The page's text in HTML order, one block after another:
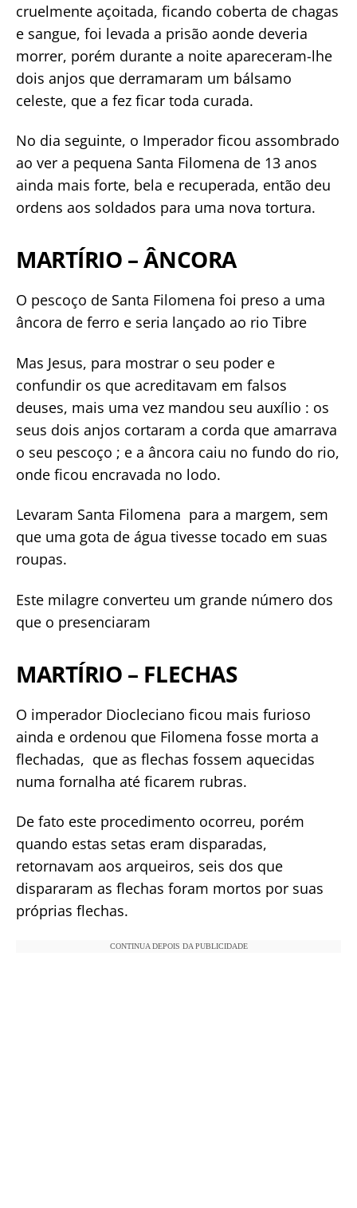
cruelmente açoitada, ficando coberta de chagas
e sangue, foi levada a prisão aonde deveria
morrer, porém durante a noite apareceram-lhe
dois anjos que derramaram um bálsamo
celeste, que a fez ficar toda curada.
No dia seguinte, o Imperador ficou assombrado
ao ver a pequena Santa Filomena de 13 anos
ainda mais forte, bela e recuperada, então deu
ordens aos soldados para uma nova tortura.
MARTÍRIO – ÂNCORA
O pescoço de Santa Filomena foi preso a uma
âncora de ferro e seria lançado ao rio Tibre
Mas Jesus, para mostrar o seu poder e
confundir os que acreditavam em falsos
deuses, mais uma vez mandou seu auxílio : os
seus dois anjos cortaram a corda que amarrava
o seu pescoço ; e a âncora caiu no fundo do rio,
onde ficou encravada no lodo.
Levaram Santa Filomena para a margem, sem
que uma gota de água tivesse tocado em suas
roupas.
Este milagre converteu um grande número dos
que o presenciaram
MARTÍRIO – FLECHAS
O imperador Diocleciano ficou mais furioso
ainda e ordenou que Filomena fosse morta a
flechadas, que as flechas fossem aquecidas
numa fornalha até ficarem rubras.
De fato este procedimento ocorreu, porém
quando estas setas eram disparadas,
retornavam aos arqueiros, seis dos que
dispararam as flechas foram mortos por suas
próprias flechas.
CONTINUA DEPOIS DA PUBLICIDADE